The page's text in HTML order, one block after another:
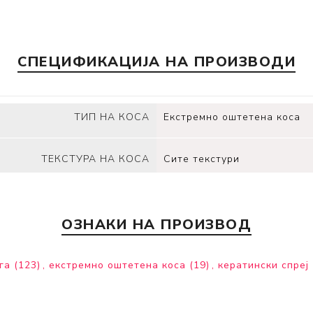
СПЕЦИФИКАЦИЈА НА ПРОИЗВОДИ
ТИП НА КОСА Екстремно оштетена коса
ТЕКСТУРА НА КОСА Сите текстури
ОЗНАКИ НА ПРОИЗВОД
(123) , екстремно оштетена коса (19) , кератински спреј